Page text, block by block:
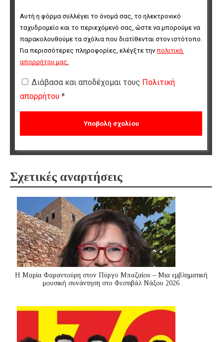
Αυτή η φόρμα συλλέγει το όνομά σας, το ηλεκτρονικό
ταχυδρομείο και το περιεχόμενό σας, ώστε να μπορούμε να
παρακολουθούμε τα σχόλια που διατίθενται στον ιστότοπο.
Για περισσότερες πληροφορίες, ελέγξτε την πολιτική
απορρήτου μας.
Διάβασα και αποδέχομαι τους Πολιτική
απορρήτου *
Σχετικές αναρτήσεις
Η Μαρία Φαραντούρη στον Πύργο Μπαζαίου – Μια εμβληματική
μουσική συνάντηση στο Φεστιβάλ Νάξου 2026